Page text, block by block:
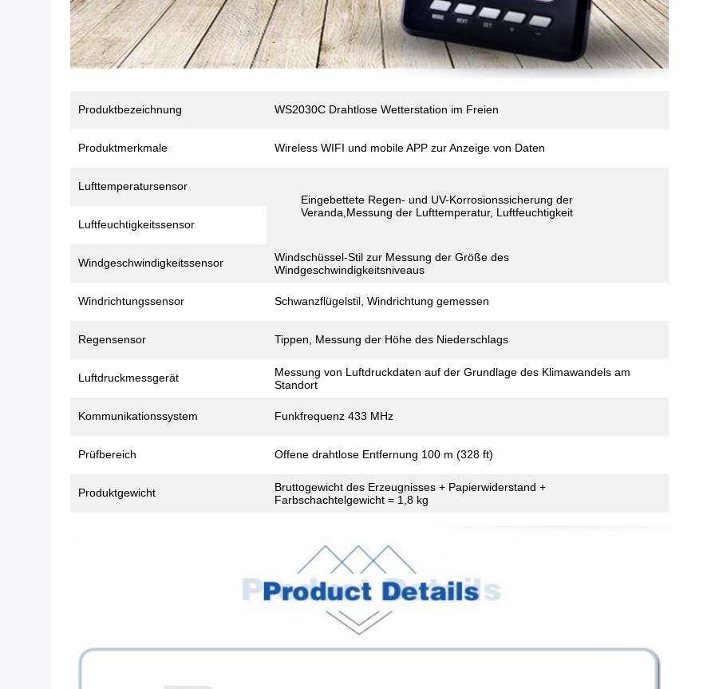
Produktbezeichnung WS2030C Drahtlose Wetterstation im Freien
Produktmerkmale Wireless WIFI und mobile APP zur Anzeige von Daten
Lufttemperatursensor
Eingebettete Regen- und UV-Korrosionssicherung der
Veranda,Messung der Lufttemperatur, Luftfeuchtigkeit
Luftfeuchtigkeitssensor
Windgeschwindigkeitssensor
Windschüssel-Stil zur Messung der Größe des
Windgeschwindigkeitsniveaus
Windrichtungssensor Schwanzflügelstil, Windrichtung gemessen
Regensensor Tippen, Messung der Höhe des Niederschlags
Luftdruckmessgerät
Messung von Luftdruckdaten auf der Grundlage des Klimawandels am
Standort
Kommunikationssystem Funkfrequenz 433 MHz
Prüfbereich Offene drahtlose Entfernung 100 m (328 ft)
Produktgewicht
Bruttogewicht des Erzeugnisses + Papierwiderstand +
Farbschachtelgewicht = 1,8 kg